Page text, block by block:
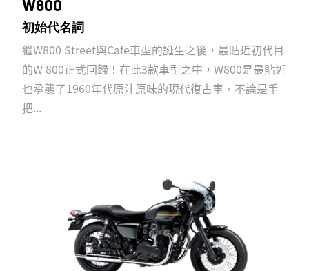
W800
初始代名詞
繼W800 Street與Cafe車型的誕生之後，最貼近初代目
的W 800正式回歸！在此3款車型之中，W800是最貼近
也承襲了1960年代原汁原味的現代復古車，不論是手
把...